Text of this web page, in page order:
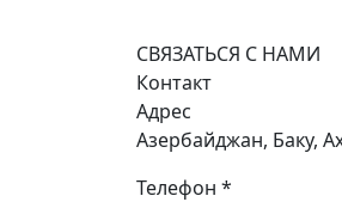
СВЯЗАТЬСЯ С НАМИ
Контакт
Адрес
Азербайджан, Баку,
Телефон *